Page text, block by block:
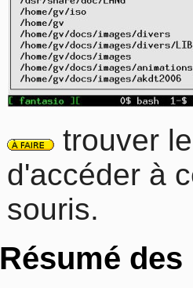
trouver
d'accéder à
souris.
Résumé